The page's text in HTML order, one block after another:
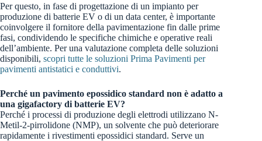
Per questo, in fase di progettazione di un impianto per
produzione di batterie EV o di un data center, è importante
coinvolgere il fornitore della pavimentazione fin dalle prime
fasi, condividendo le specifiche chimiche e operative reali
dell’ambiente. Per una valutazione completa delle soluzioni
disponibili, scopri tutte le soluzioni Prima Pavimenti per
pavimenti antistatici e conduttivi.
Perché un pavimento epossidico standard non è adatto a
una gigafactory di batterie EV?
Perché i processi di produzione degli elettrodi utilizzano N-
Metil-2-pirrolidone (NMP), un solvente che può deteriorare
rapidamente i rivestimenti epossidici standard. Serve un